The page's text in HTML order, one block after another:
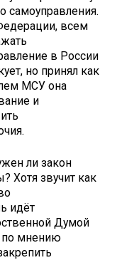
самоуправления.
всем
в России
но принял как
МСУ она
и
ли закон
Хотя звучит как
идёт
Думой
по мнению